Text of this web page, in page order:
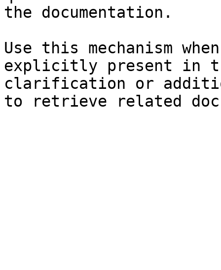
the documentation.
Use this mechanism
explicitly present in
clarification or